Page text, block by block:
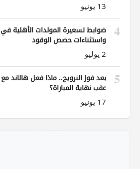
13 يونيو
4
ضوابط تسعيرة المولدات الأهلية
واستثناءات حصص الوقود
2 يوليو
5
بعد فوز النرويج.. ماذا فعل هالاند
عقب نهاية المباراة؟
17 يونيو